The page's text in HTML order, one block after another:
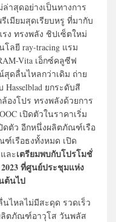
าสุดอย่างเป็นทางการ
เมียมสุดเรียบหรู ที่มากับ
รง ทรงพลัง ชิปเซ็ตใหม่
โลยี ray-tracing แรม
Vita เอ็กซ์คลูซีฟ
สุดลื่นไหลกว่าเดิม ถ่าย
ยกระดับสี
องโปร ทรงพลังด้วยการ
เปิดตัวในราคาเริ่ม
ดตัว อีกหนึ่งผลิตภัณฑ์เรือ
ฑ์เรือธงทั้งหมด เปิด
ละเตรียมพบกับโปรโมชั่
ที่ศูนย์ประชุมแห่ง
ต้นไป
ไหลไม่มีสะดุด รวดเร็ว
ลิตภัณฑ์อาวุโส วันพลัส